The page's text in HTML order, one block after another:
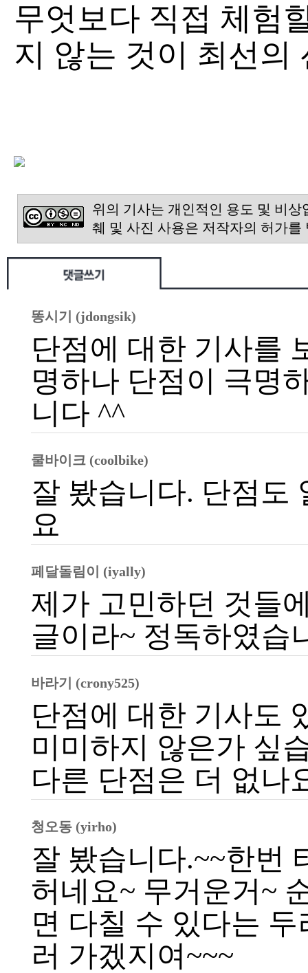
무엇보다 직접 체험
지 않는 것이 최선의
위의 기사는 개인적인 용도 및 비
췌 및 사진 사용은 저작자의 허가를
똥시기 (jdongsik)
단점에 대한 기사를
명하나 단점이 극명
니다 ^^
쿨바이크 (coolbike)
잘 봤습니다. 단점도
요
페달돌림이 (iyally)
제가 고민하던 것들
글이라~ 정독하였습
바라기 (crony525)
단점에 대한 기사도
미미하지 않은가 싶
다른 단점은 더 없나
청오동 (yirho)
잘 봤습니다.~~한번
허네요~ 무거운거~
면 다칠 수 있다는
러 가겠지여~~~